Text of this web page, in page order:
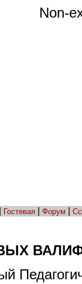
Non-
Гостевая Форум